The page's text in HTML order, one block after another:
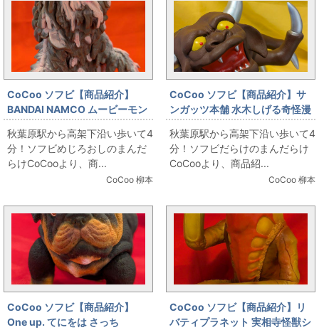
CoCoo ソフビ【商品紹介】
BANDAI NAMCO ムービーモン
スター ヘドラ ストロベリーチョ
コレートver
秋葉原駅から高架下沿い歩いて4
分！ソフビめじろおしのまんだ
らけCoCooより、商...
CoCoo 柳本
CoCoo ソフビ【商品紹介】サ
ンガッツ本舗 水木しげる奇怪漫
画ソフビ列伝 牛鬼 うおーっVer.
(茶色成型)
秋葉原駅から高架下沿い歩いて4
分！ソフビだらけのまんだらけ
CoCooより、商品紹...
CoCoo 柳本
CoCoo ソフビ【商品紹介】
One up. てにをは さっち
CoCoo ソフビ【商品紹介】リ
バティプラネット 実相寺怪獣シ